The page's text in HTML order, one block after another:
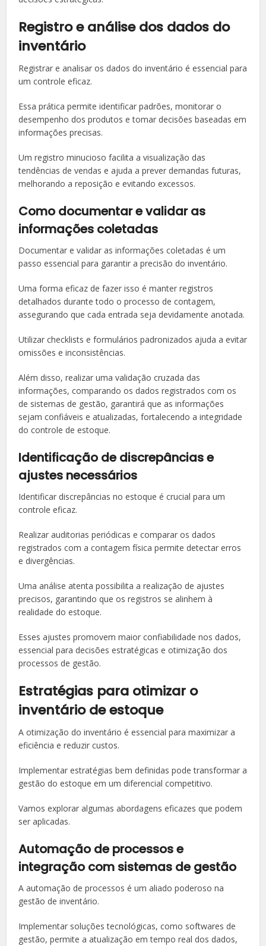
Registro e análise dos dados do
inventário
Registrar e analisar os dados do inventário é essencial para
um controle eficaz.
Essa prática permite identificar padrões, monitorar o
desempenho dos produtos e tomar decisões baseadas em
informações precisas.
Um registro minucioso facilita a visualização das
tendências de vendas e ajuda a prever demandas futuras,
melhorando a reposição e evitando excessos.
Como documentar e validar as
informações coletadas
Documentar e validar as informações coletadas é um
passo essencial para garantir a precisão do inventário.
Uma forma eficaz de fazer isso é manter registros
detalhados durante todo o processo de contagem,
assegurando que cada entrada seja devidamente anotada.
Utilizar checklists e formulários padronizados ajuda a evitar
omissões e inconsistências.
Além disso, realizar uma validação cruzada das
informações, comparando os dados registrados com os
de sistemas de gestão, garantirá que as informações
sejam confiáveis e atualizadas, fortalecendo a integridade
do controle de estoque.
Identificação de discrepâncias e
ajustes necessários
Identificar discrepâncias no estoque é crucial para um
controle eficaz.
Realizar auditorias periódicas e comparar os dados
registrados com a contagem física permite detectar erros
e divergências.
Uma análise atenta possibilita a realização de ajustes
precisos, garantindo que os registros se alinhem à
realidade do estoque.
Esses ajustes promovem maior confiabilidade nos dados,
essencial para decisões estratégicas e otimização dos
processos de gestão.
Estratégias para otimizar o
inventário de estoque
A otimização do inventário é essencial para maximizar a
eficiência e reduzir custos.
Implementar estratégias bem definidas pode transformar a
gestão do estoque em um diferencial competitivo.
Vamos explorar algumas abordagens eficazes que podem
ser aplicadas.
Automação de processos e
integração com sistemas de gestão
A automação de processos é um aliado poderoso na
gestão de inventário.
Implementar soluções tecnológicas, como softwares de
gestão, permite a atualização em tempo real dos dados,